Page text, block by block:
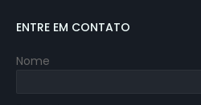
ENTRE EM CONTATO
Nome